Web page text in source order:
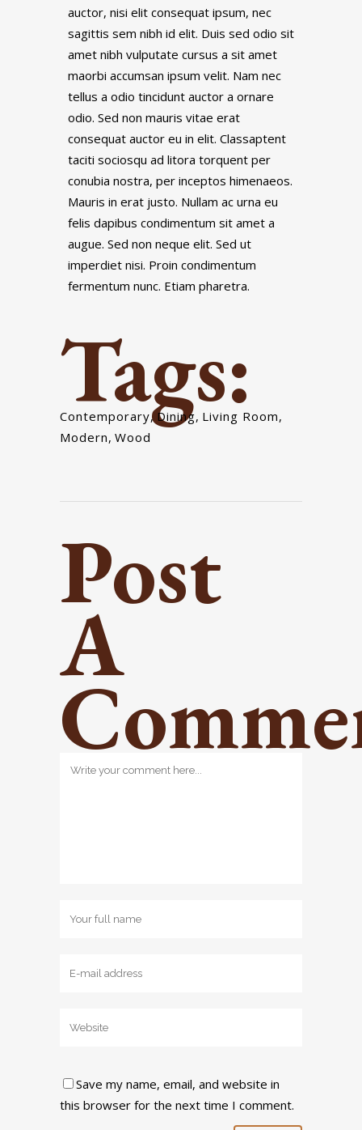
auctor, nisi elit consequat ipsum, nec
sagittis sem nibh id elit. Duis sed odio sit
amet nibh vulputate cursus a sit amet
maorbi accumsan ipsum velit. Nam nec
tellus a odio tincidunt auctor a ornare
odio. Sed non mauris vitae erat
consequat auctor eu in elit. Classaptent
taciti sociosqu ad litora torquent per
conubia nostra, per inceptos himenaeos.
Mauris in erat justo. Nullam ac urna eu
felis dapibus condimentum sit amet a
augue. Sed non neque elit. Sed ut
imperdiet nisi. Proin condimentum
fermentum nunc. Etiam pharetra.
Tags:
Contemporary, Dining, Living Room,
Modern, Wood
Post
A
Save my name, email, and website in
this browser for the next time I comment.